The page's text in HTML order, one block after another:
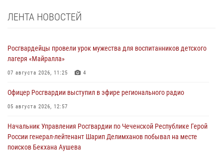
ЛЕНТА НОВОСТЕЙ
Росгвардейцы провели урок мужества для воспитанников детского
лагеря «Майралла»
07 августа 2026, 11:25 4
Офицер Росгвардии выступил в эфире регионального радио
05 августа 2026, 12:57
Начальник Управления Росгвардии по Чеченской Республике Герой
России генерал-лейтенант Шарип Делимханов побывал на месте
поисков Бекхана Аушева